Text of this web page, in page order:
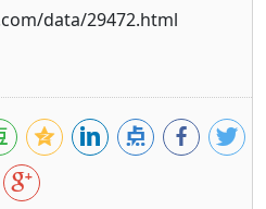
data/29472.html